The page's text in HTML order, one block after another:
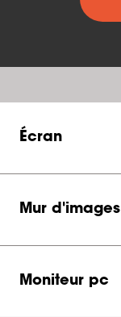
Écran
Mur d'images
Moniteur pc